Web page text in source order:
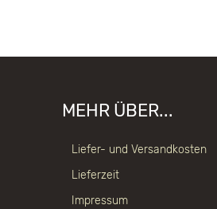
MEHR ÜBER...
Liefer- und Versandkosten
Lieferzeit
Impressum